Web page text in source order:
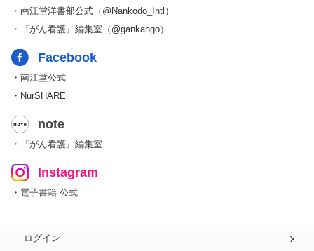
・南江堂洋書部公式（@Nankodo_Intl）
・『がん看護』編集室（@gankango）
Facebook
・南江堂公式
・NurSHARE
note
・『がん看護』編集室
Instagram
・電子書籍 公式
ログイン